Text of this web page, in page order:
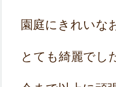
園庭にきれいな
とても綺麗でし